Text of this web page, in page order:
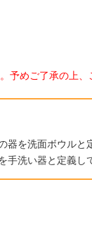
予めご了承の上、
を洗面ボウルと
手洗い器と定義し